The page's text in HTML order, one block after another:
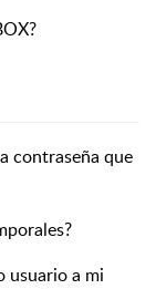
contraseña que
usuario a mi